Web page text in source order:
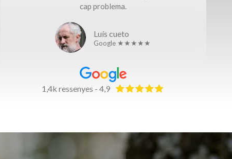
cap problema.​
Luís cueto
Google ★★★★★
1,4k ressenyes - 4,9